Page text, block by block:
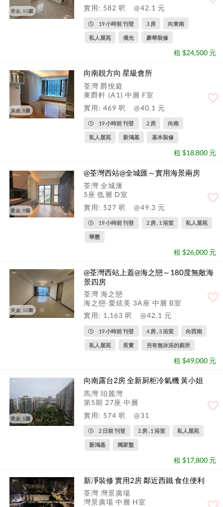
黃金, 10圖
實用: 582 呎
@42.1 元
19 小時前 刊登 3 房 向東南
私人屋苑 僑光 豪華裝修
租 $24,500 元
黃金, 8圖
向南靚方向 星級會所
荃灣 爵悅庭
東爵軒 (A1) 中層 F室
實用: 469 呎
@40.1 元
19 小時前 刊登 2 房 向南
私人屋苑 新鴻基 基本裝修
租 $18,800 元
黃金, 9圖
@荃灣西站@全城匯～實用海景兩房
荃灣 全城滙
5座 低層 D室
實用: 527 呎
@49.3 元
19 小時前 刊登 2 房 , 1 浴室 私人屋苑
華懋
租 $26,000 元
黃金, 10圖
@荃灣西站上蓋@海之戀～180度無敵海
景四房
荃灣 海之戀
海之戀‧愛炫美 3A座 中層 B室
實用: 1,163 呎
@42.1 元
19 小時前 刊登 4 房 , 3 浴室 向西南
私人屋苑 長實 另有無沐浴的廁所
租 $49,000 元
黃金, 5圖
向南露台2房 全新厨柜冷氣機 黃小姐
馬灣 珀麗灣
第5期 27座 中層
實用: 574 呎
@31
2 日前 刊登 2 房 , 1 浴室 私人屋苑
新鴻基 獨家盤
租 $17,800 元
新凈裝修 實用2房 鄰近西鐵 食住便利
荃灣 灣景廣場
灣景廣場 中層 H室